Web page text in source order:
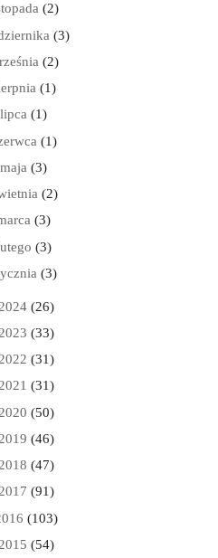
(2)
(3)
(2)
(1)
lipca (1)
(1)
maja (3)
(2)
(3)
(3)
(3)
2024 (26)
2023 (33)
(31)
(31)
2020 (50)
2019 (46)
(47)
(91)
(103)
2015 (54)